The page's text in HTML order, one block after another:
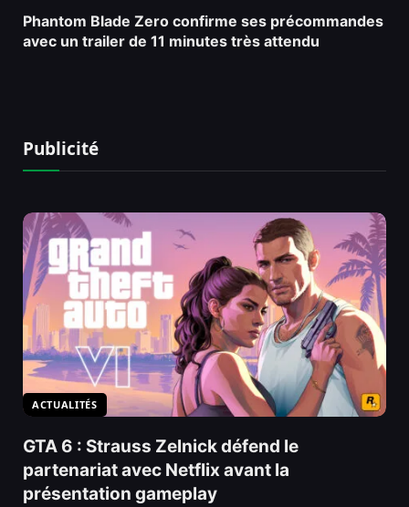
Phantom Blade Zero confirme ses précommandes
avec un trailer de 11 minutes très attendu
Publicité
ACTUALITÉS
GTA 6 : Strauss Zelnick défend le
partenariat avec Netflix avant la
présentation gameplay